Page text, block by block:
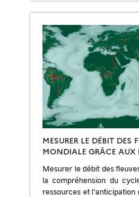
MESURER LE DÉBIT DES
MONDIALE GRÂCE AUX
Mesurer le débit des
la compréhension du
ressources et l’anticipation